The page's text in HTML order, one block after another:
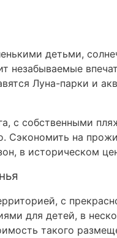
детьми,
Луна-парки и
с собственными
Сэкономить на
в историческом
с
для детей, в
такого